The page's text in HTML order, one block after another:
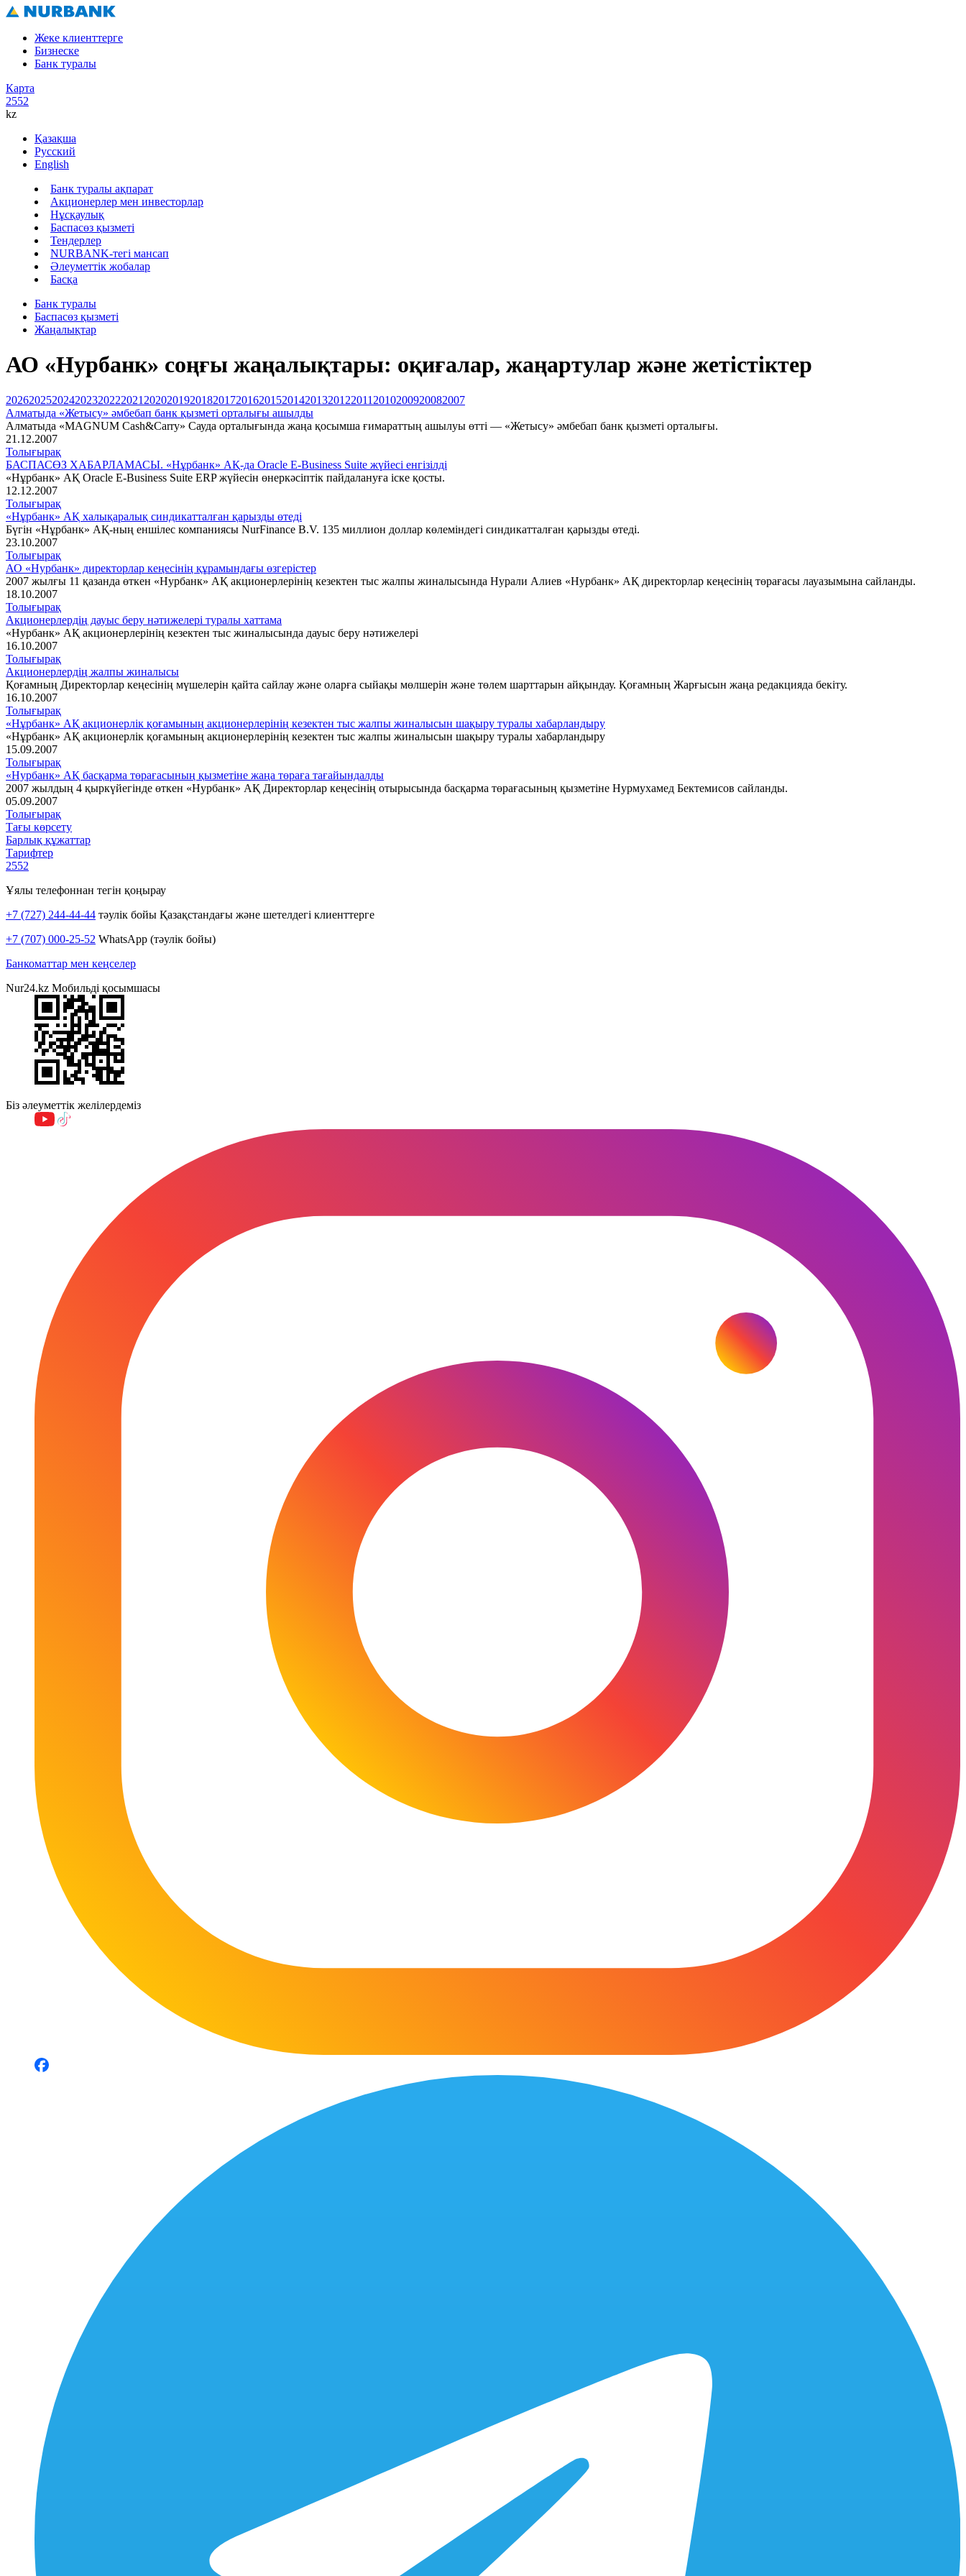
Жеке клиенттерге
Бизнеске
Банк туралы
Карта
2552
kz
Қазақша
Русский
English
Банк туралы ақпарат
Акционерлер мен инвесторлар
Нұсқаулық
Баспасөз қызметі
Тендерлер
NURBANK-тегі мансап
Әлеуметтік жобалар
Басқа
Банк туралы
Баспасөз қызметі
Жаңалықтар
АО «Нурбанк» соңғы жаңалықтары: оқиғалар, жаңартулар және жетістіктер
202620252024202320222021 2020201920182017201620152014201320122011 2010200920082007
Алматыда «Жетысу» әмбебап банк қызметі орталығы ашылды
Алматыда «MAGNUM Cash&Carry» Сауда орталығында жаңа қосымша ғимараттың ашылуы өтті — «Жетысу» әмбебап банк қызметі орталығы.
21.12.2007
Толығырақ
БАСПАСӨЗ ХАБАРЛАМАСЫ. «Нұрбанк» АҚ-да Oracle E-Business Suite жүйесі енгізілді
«Нұрбанк» АҚ Oracle E-Business Suite ERP жүйесін өнеркәсіптік пайдалануға іске қосты.
12.12.2007
Толығырақ
«Нұрбанк» АҚ халықаралық синдикатталған қарызды өтеді
Бүгін «Нұрбанк» АҚ-ның еншілес компаниясы NurFinance B.V. 135 миллион доллар көлеміндегі синдикатталған қарызды өтеді.
23.10.2007
Толығырақ
АО «Нурбанк» директорлар кеңесінің құрамындағы өзгерістер
2007 жылғы 11 қазанда өткен «Нурбанк» АҚ акционерлерінің кезектен тыс жалпы жиналысында Нурали Алиев «Нурбанк» АҚ директорлар кеңесінің төрағасы лауазымына сайланды.
18.10.2007
Толығырақ
Акционерлердің дауыс беру нәтижелері туралы хаттама
«Нурбанк» АҚ акционерлерінің кезектен тыс жиналысында дауыс беру нәтижелері
16.10.2007
Толығырақ
Акционерлердің жалпы жиналысы
Қоғамның Директорлар кеңесінің мүшелерін қайта сайлау және оларға сыйақы мөлшерін және төлем шарттарын айқындау. Қоғамның Жарғысын жаңа редакцияда бекіту.
16.10.2007
Толығырақ
«Нұрбанк» АҚ акционерлік қоғамының акционерлерінің кезектен тыс жалпы жиналысын шақыру туралы хабарландыру
«Нұрбанк» АҚ акционерлік қоғамының акционерлерінің кезектен тыс жалпы жиналысын шақыру туралы хабарландыру
15.09.2007
Толығырақ
«Нурбанк» АҚ басқарма төрағасының қызметіне жаңа төраға тағайындалды
2007 жылдың 4 қыркүйегінде өткен «Нурбанк» АҚ Директорлар кеңесінің отырысында басқарма төрағасының қызметіне Нурмухамед Бектемисов сайланды.
05.09.2007
Толығырақ
Тағы көрсету
Барлық құжаттар
Тарифтер
2552
Ұялы телефоннан тегін қоңырау
+7 (727) 244-44-44 тәулік бойы Қазақстандағы және шетелдегі клиенттерге
+7 (707) 000-25-52 WhatsApp (тәулік бойы)
Банкоматтар мен кеңселер
Nur24.kz Мобильді қосымшасы
Біз әлеуметтік желілердеміз